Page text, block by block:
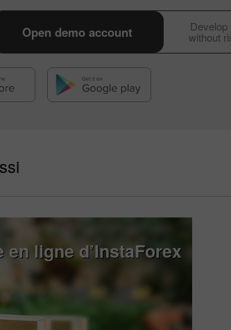
Develop
without
Open demo account
en ligne d’InstaForex